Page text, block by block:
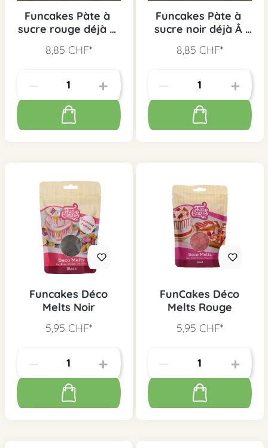
Funcakes Pàte à
sucre rouge déjà Â
8,85 CHF*
Funcakes Pàte à
sucre noir déjà Â
8,85 CHF*
Funcakes Déco
Melts Noir
5,95 CHF*
FunCakes Déco
Melts Rouge
5,95 CHF*